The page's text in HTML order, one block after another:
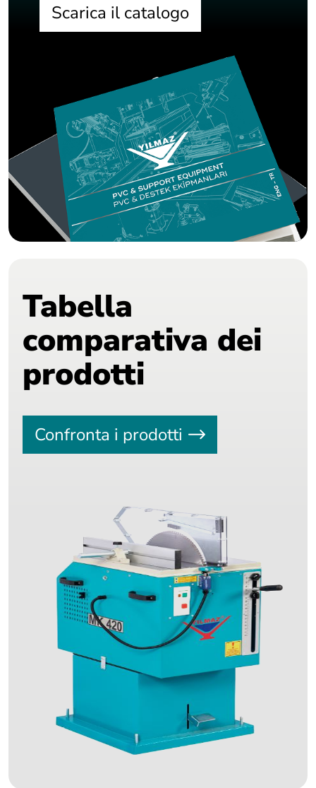
Scarica il catalogo
Tabella
comparativa dei
prodotti
Confronta i prodotti